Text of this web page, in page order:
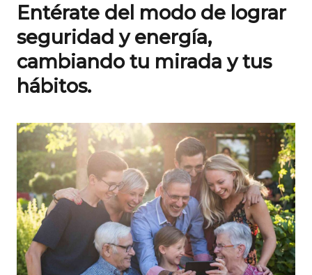
Entérate del modo de lograr
seguridad y energía,
cambiando tu mirada y tus
hábitos.